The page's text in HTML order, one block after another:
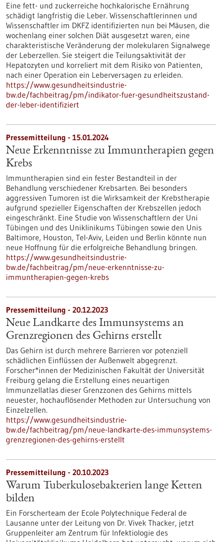
Eine fett- und zuckerreiche hochkalorische Ernährung
schädigt langfristig die Leber. Wissenschaftlerinnen und
Wissenschaftler im DKFZ identifizierten nun bei Mäusen, die
wochenlang einer solchen Diät ausgesetzt waren, eine
charakteristische Veränderung der molekularen Signalwege
der Leberzellen. Sie steigert die Teilungsaktivität der
Hepatozyten und korreliert mit dem Risiko von Patienten,
nach einer Operation ein Leberversagen zu erleiden.
https://www.gesundheitsindustrie-
bw.de/fachbeitrag/pm/indikator-fuer-gesundheitszustand-
der-leber-identifiziert
Pressemitteilung - 15.01.2024
Neue Erkenntnisse zu Immuntherapien gegen
Krebs
Immuntherapien sind ein fester Bestandteil in der
Behandlung verschiedener Krebsarten. Bei besonders
aggressiven Tumoren ist die Wirksamkeit der Krebstherapie
aufgrund spezieller Eigenschaften der Krebszellen jedoch
eingeschränkt. Eine Studie von Wissenschaftlern der Uni
Tübingen und des Uniklinikums Tübingen sowie den Unis
Baltimore, Houston, Tel-Aviv, Leiden und Berlin könnte nun
neue Hoffnung für die erfolgreiche Behandlung bringen.
https://www.gesundheitsindustrie-
bw.de/fachbeitrag/pm/neue-erkenntnisse-zu-
immuntherapien-gegen-krebs
Pressemitteilung - 20.12.2023
Neue Landkarte des Immunsystems an
Grenzregionen des Gehirns erstellt
Das Gehirn ist durch mehrere Barrieren vor potenziell
schädlichen Einflüssen der Außenwelt abgegrenzt.
Forscher*innen der Medizinischen Fakultät der Universität
Freiburg gelang die Erstellung eines neuartigen
Immunzellatlas dieser Grenzzonen des Gehirns mittels
neuester, hochauflösender Methoden zur Untersuchung von
Einzelzellen.
https://www.gesundheitsindustrie-
bw.de/fachbeitrag/pm/neue-landkarte-des-immunsystems-
grenzregionen-des-gehirns-erstellt
Pressemitteilung - 20.10.2023
Warum Tuberkulosebakterien lange Ketten
bilden
Ein Forscherteam der Ecole Polytechnique Federal de
Lausanne unter der Leitung von Dr. Vivek Thacker, jetzt
Gruppenleiter am Zentrum für Infektiologie des